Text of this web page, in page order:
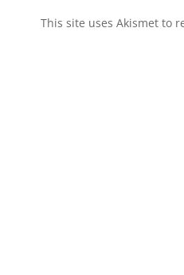
This site uses Akismet to